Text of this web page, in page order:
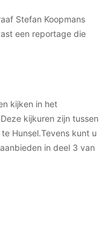
Stefan Koopmans
een reportage die
kijken in het
kijkuren zijn tussen
Hunsel.Tevens kunt u
in deel 3 van